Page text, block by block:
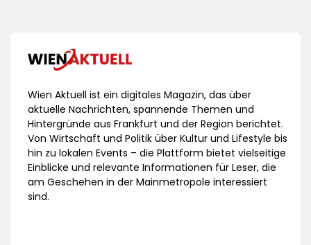
Wien Aktuell ist ein digitales Magazin, das über
aktuelle Nachrichten, spannende Themen und
Hintergründe aus Frankfurt und der Region berichtet.
Von Wirtschaft und Politik über Kultur und Lifestyle bis
hin zu lokalen Events – die Plattform bietet vielseitige
Einblicke und relevante Informationen für Leser, die
am Geschehen in der Mainmetropole interessiert
sind.